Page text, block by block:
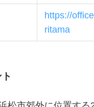
https://
ritama